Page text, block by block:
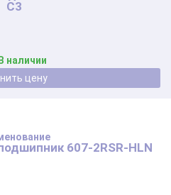
C3
В наличии
Уточнить цену
607-2RSR-HLN